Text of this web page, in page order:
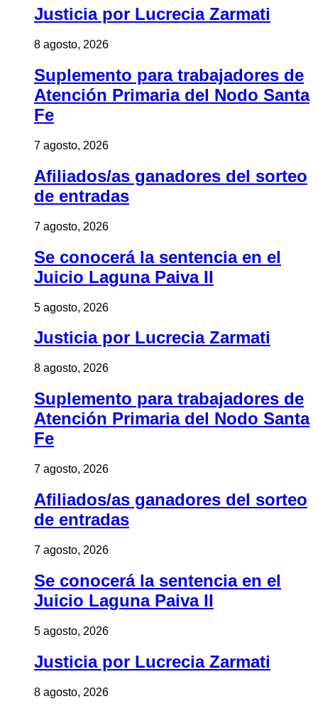
Justicia por Lucrecia Zarmati
8 agosto, 2026
Suplemento para trabajadores de
Atención Primaria del Nodo Santa
Fe
7 agosto, 2026
Afiliados/as ganadores del sorteo
de entradas
7 agosto, 2026
Se conocerá la sentencia en el
Juicio Laguna Paiva II
5 agosto, 2026
Justicia por Lucrecia Zarmati
8 agosto, 2026
Suplemento para trabajadores de
Atención Primaria del Nodo Santa
Fe
7 agosto, 2026
Afiliados/as ganadores del sorteo
de entradas
7 agosto, 2026
Se conocerá la sentencia en el
Juicio Laguna Paiva II
5 agosto, 2026
Justicia por Lucrecia Zarmati
8 agosto, 2026